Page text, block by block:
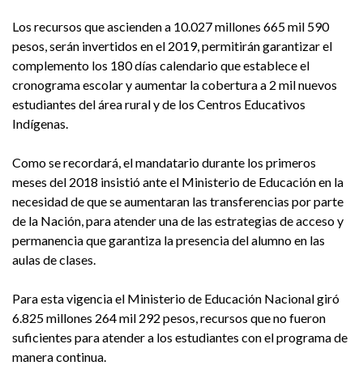
Los recursos que ascienden a 10.027 millones 665 mil 590
pesos, serán invertidos en el 2019, permitirán garantizar el
complemento los 180 días calendario que establece el
cronograma escolar y aumentar la cobertura a 2 mil nuevos
estudiantes del área rural y de los Centros Educativos
Indígenas.
Como se recordará, el mandatario durante los primeros
meses del 2018 insistió ante el Ministerio de Educación en la
necesidad de que se aumentaran las transferencias por parte
de la Nación, para atender una de las estrategias de acceso y
permanencia que garantiza la presencia del alumno en las
aulas de clases.
Para esta vigencia el Ministerio de Educación Nacional giró
6.825 millones 264 mil 292 pesos, recursos que no fueron
suficientes para atender a los estudiantes con el programa de
manera continua.